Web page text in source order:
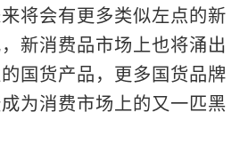
将会有更多类似左点的新
新消费品市场上也将涌出
的国货产品，更多国货品牌
为消费市场上的又一匹黑